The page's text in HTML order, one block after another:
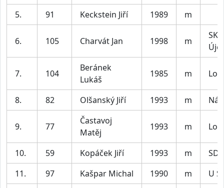
5.
91 Keckstein Jiří 1989 m
6. 105 Charvát Jan 1998 m
SK
7. 104
Beránek
Lukáš
1985 m
8. 82 Olšanský Jiří 1993 m
9. 77
Častavoj
Matěj
1993 m
10. 59 Kopáček Jiří 1993 m
11.
97 Kašpar Michal 1990 m U